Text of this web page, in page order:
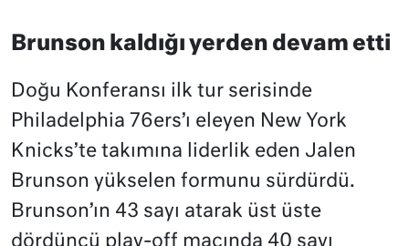
Brunson kaldığı yerden devam etti
Doğu Konferansı ilk tur serisinde
Philadelphia 76ers’ı eleyen New York
Knicks’te takımına liderlik eden Jalen
Brunson yükselen formunu sürdürdü.
Brunson’ın 43 sayı atarak üst üste
dördüncü play-off maçında 40 sayı